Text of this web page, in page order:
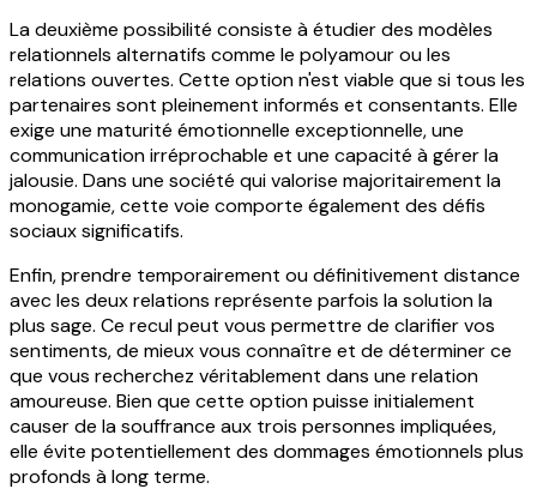
La deuxième possibilité consiste à étudier des modèles
relationnels alternatifs comme le polyamour ou les
relations ouvertes. Cette option n'est viable que si tous les
partenaires sont pleinement informés et consentants. Elle
exige une maturité émotionnelle exceptionnelle, une
communication irréprochable et une capacité à gérer la
jalousie. Dans une société qui valorise majoritairement la
monogamie, cette voie comporte également des défis
sociaux significatifs.
Enfin, prendre temporairement ou définitivement distance
avec les deux relations représente parfois la solution la
plus sage. Ce recul peut vous permettre de clarifier vos
sentiments, de mieux vous connaître et de déterminer ce
que vous recherchez véritablement dans une relation
amoureuse. Bien que cette option puisse initialement
causer de la souffrance aux trois personnes impliquées,
elle évite potentiellement des dommages émotionnels plus
profonds à long terme.